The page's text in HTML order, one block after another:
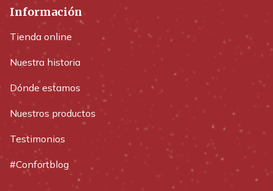
Información
Tienda online
Nuestra historia
Dónde estamos
Nuestros productos
Testimonios
#Confortblog